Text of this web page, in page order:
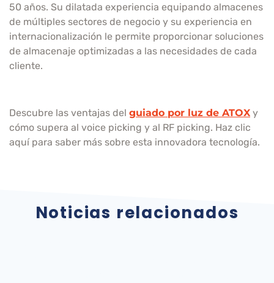
50 años. Su dilatada experiencia equipando almacenes
de múltiples sectores de negocio y su experiencia en
internacionalización le permite proporcionar soluciones
de almacenaje optimizadas a las necesidades de cada
cliente.
Descubre las ventajas del guiado por luz de ATOX y
cómo supera al voice picking y al RF picking. Haz clic
aquí para saber más sobre esta innovadora tecnología.
Noticias relacionados